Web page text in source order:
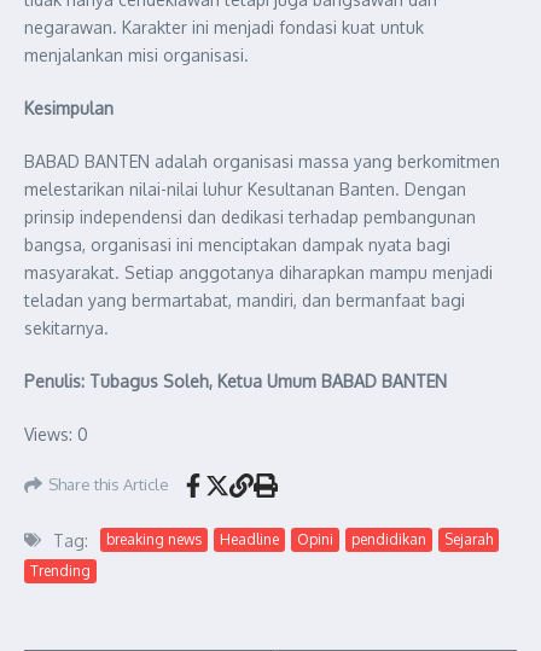
negarawan. Karakter ini menjadi fondasi kuat untuk
menjalankan misi organisasi.
Kesimpulan
BABAD BANTEN adalah organisasi massa yang berkomitmen
melestarikan nilai-nilai luhur Kesultanan Banten. Dengan
prinsip independensi dan dedikasi terhadap pembangunan
bangsa, organisasi ini menciptakan dampak nyata bagi
masyarakat. Setiap anggotanya diharapkan mampu menjadi
teladan yang bermartabat, mandiri, dan bermanfaat bagi
sekitarnya.
Penulis: Tubagus Soleh, Ketua Umum BABAD BANTEN
Views: 0
Share this Article
Tag: breaking news Headline Opini pendidikan
Sejarah
Trending